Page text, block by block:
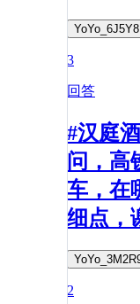
3
回答
#汉庭
问，高
车，在
细点，
2